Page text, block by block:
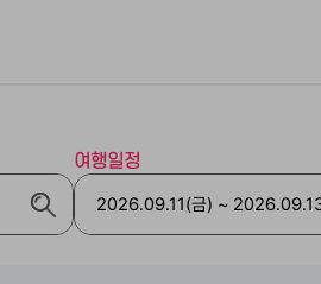
여행일정